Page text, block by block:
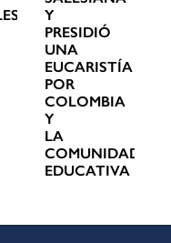
Y
PRESIDIÓ
UNA
EUCARISTÍA
POR
COLOMBIA
Y
LA
COMUNIDAD
EDUCATIVA